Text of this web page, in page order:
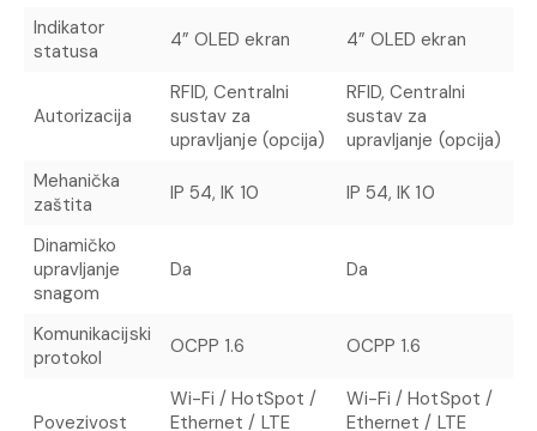
Indikator
statusa
4” OLED ekran 4” OLED ekran
Autorizacija
RFID, Centralni
sustav za
upravljanje (opcija)
RFID, Centralni
sustav za
upravljanje (opcija)
Mehanička
zaštita
IP 54, IK 10 IP 54, IK 10
Dinamičko
upravljanje
snagom
Da Da
Komunikacijski
protokol
OCPP 1.6 OCPP 1.6
Povezivost
Wi-Fi / HotSpot /
Ethernet / LTE
Wi-Fi / HotSpot /
Ethernet / LTE